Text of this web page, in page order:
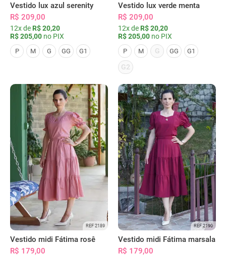
Vestido lux azul serenity
R$ 209,00
12x de R$ 20,20
R$ 205,00 no PIX
P M G GG G1
Vestido lux verde menta
R$ 209,00
12x de R$ 20,20
R$ 205,00 no PIX
P M G GG G1
G2
REF 2189
Vestido midi Fátima rosê
R$ 179,00
REF 2190
Vestido midi Fátima marsala
R$ 179,00